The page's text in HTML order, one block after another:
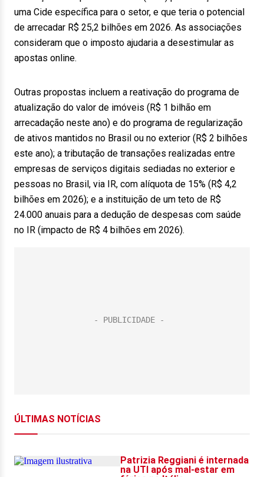
uma Cide específica para o setor, e que teria o potencial
de arrecadar R$ 25,2 bilhões em 2026. As associações
consideram que o imposto ajudaria a desestimular as
apostas online.
Outras propostas incluem a reativação do programa de
atualização do valor de imóveis (R$ 1 bilhão em
arrecadação neste ano) e do programa de regularização
de ativos mantidos no Brasil ou no exterior (R$ 2 bilhões
este ano); a tributação de transações realizadas entre
empresas de serviços digitais sediadas no exterior e
pessoas no Brasil, via IR, com alíquota de 15% (R$ 4,2
bilhões em 2026); e a instituição de um teto de R$
24.000 anuais para a dedução de despesas com saúde
no IR (impacto de R$ 4 bilhões em 2026).